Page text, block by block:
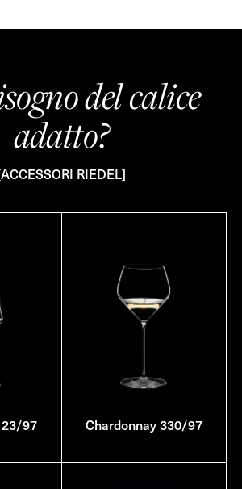
del calice
adatto?
RIEDEL]
97 Chardonnay 330/97